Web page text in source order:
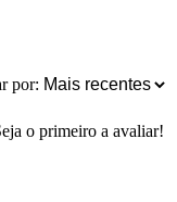
por:
o primeiro a avaliar!